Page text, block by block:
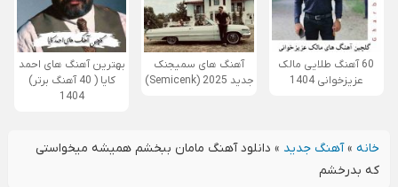
60 آهنگ طلایی مالک
عزیزخوانی 1404
آهنگ های سمیجنک
جدید 2025 (Semicenk)
بهترین آهنگ های احمد
کایا ( 40 آهنگ برتر)
1404
خانه»آهنگ جدید » دانلود آهنگ مامان ببخشم همیشه میخواستی
که بدرخشم